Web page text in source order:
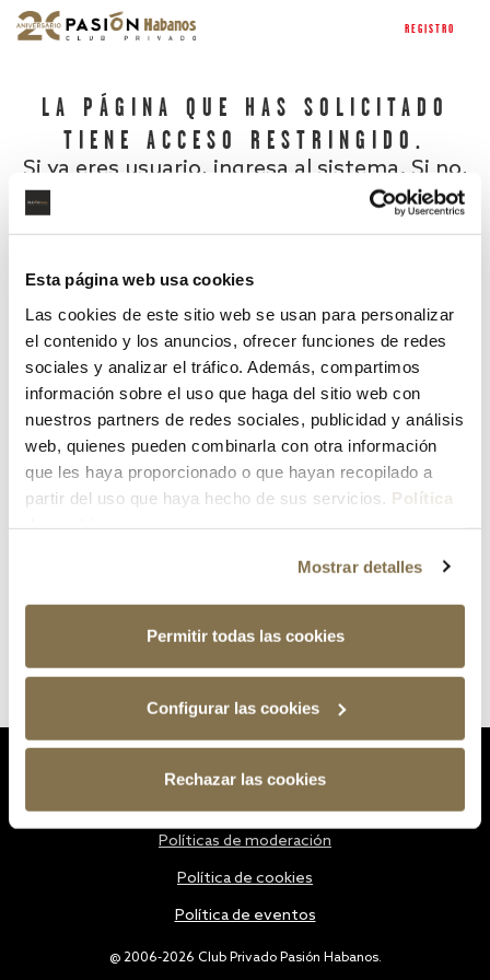
Esta página web usa cookies
Las cookies de este sitio web se usan para personalizar
el contenido y los anuncios, ofrecer funciones de redes
sociales y analizar el tráfico. Además, compartimos
información sobre el uso que haga del sitio web con
nuestros partners de redes sociales, publicidad y análisis
web, quienes pueden combinarla con otra información
que les haya proporcionado o que hayan recopilado a
partir del uso que haya hecho de sus servicios. Política
Mostrar detalles
Permitir todas las cookies
Configurar las cookies
Rechazar las cookies
REGISTRO
LA PÁGINA QUE HAS SOLICITADO
TIENE ACCESO RESTRINGIDO.
Si ya eres usuario, ingresa al sistema. Si no,
¿Has olvidado tu contraseña?
@ 2006-2026 Club Privado Pasión Habanos.
Políticas de moderación
Política de cookies
Política de eventos